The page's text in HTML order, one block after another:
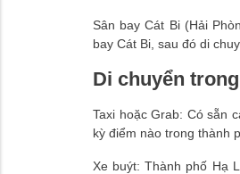
Sân bay Cát Bi (Hải
bay Cát Bi, sau đó di
Di chuyển
Taxi hoặc Grab: Có sẵn
kỳ điểm nào trong thành
Xe buýt: Thành phố Hạ